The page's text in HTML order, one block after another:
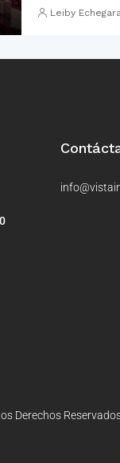
Leiby
Derechos